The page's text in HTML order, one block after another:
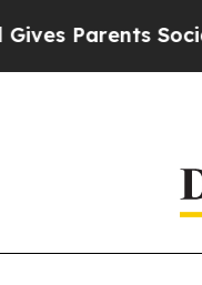
Social